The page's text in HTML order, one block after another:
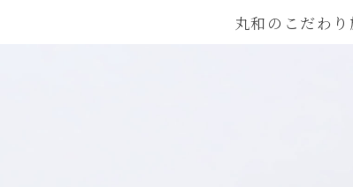
丸和のこだわり